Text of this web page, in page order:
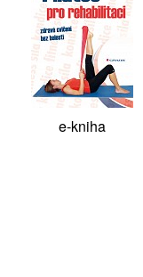
e-kniha